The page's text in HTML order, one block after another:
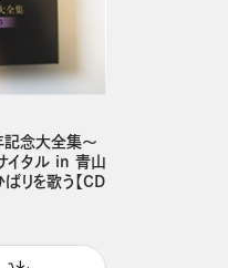
記念大全集～
イタル in 青山
りを歌う【CD